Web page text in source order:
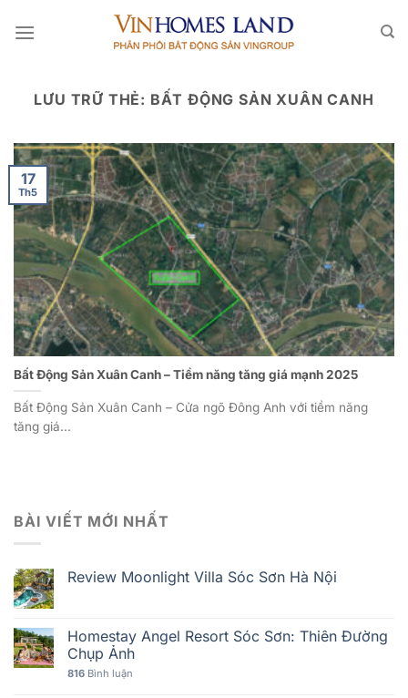
qua
LƯU TRỮ THẺ: BẤT ĐỘNG SẢN XUÂN CANH
Bất Động Sản Xuân Canh – Tiềm năng tăng giá mạnh 2025
Bất Động Sản Xuân Canh – Cửa ngõ Đông Anh với tiềm năng
tăng giá...
17
Th5
BÀI VIẾT MỚI NHẤT
Review Moonlight Villa Sóc Sơn Hà Nội
Homestay Angel Resort Sóc Sơn: Thiên Đường
Chụp Ảnh
816 Bình luận